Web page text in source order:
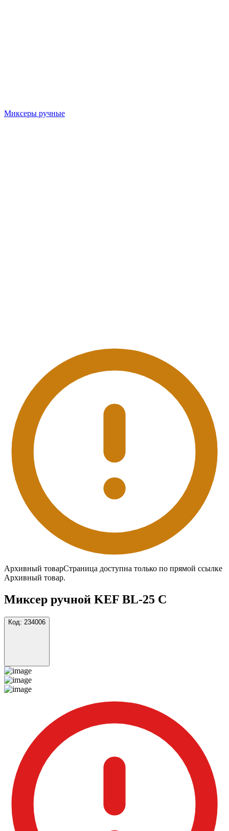
Миксеры ручные
Архивный товарСтраница доступна только по прямой ссылке
Архивный товар.
Миксер ручной KEF BL-25 C
Код: 234006